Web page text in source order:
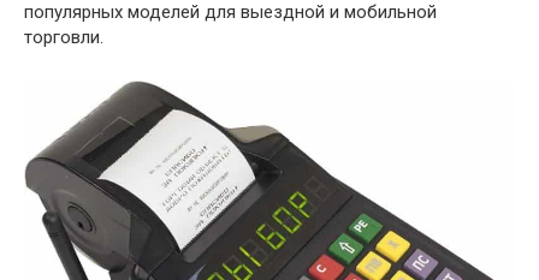
популярных моделей для выездной и мобильной
торговли.